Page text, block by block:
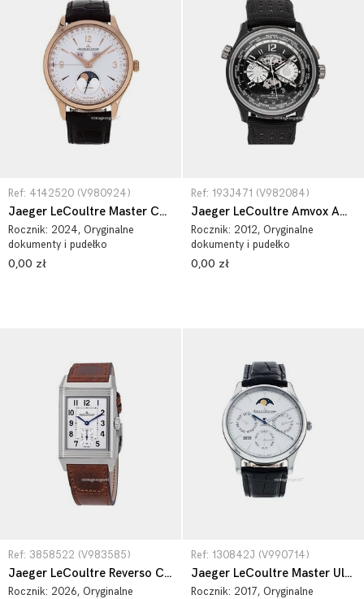
Ref: 4142520 (V980924)
Jaeger LeCoultre Master Control 4142520
Rocznik: 2024, Oryginalne
dokumenty i pudełko
0,00 zł
Ref: 193J471 (V982084)
Jaeger LeCoultre Amvox Amvox5 World Chronograph 193J471
Rocznik: 2012, Oryginalne
dokumenty i pudełko
0,00 zł
Ref: 3858522 (V983585)
Jaeger LeCoultre Reverso Classic 3858522
Rocznik: 2026, Oryginalne
Ref: 130842J (V990714)
Jaeger LeCoultre Master Ultra Thin Perpetual Stainless Steel 130842J
Rocznik: 2017, Oryginalne